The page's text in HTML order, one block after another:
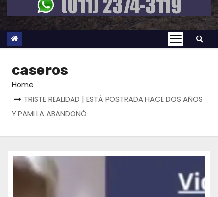
caseros
Home
TRISTE REALIDAD | ESTÁ POSTRADA HACE DOS AÑOS
Y PAMI LA ABANDONÓ